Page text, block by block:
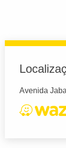
Avenida